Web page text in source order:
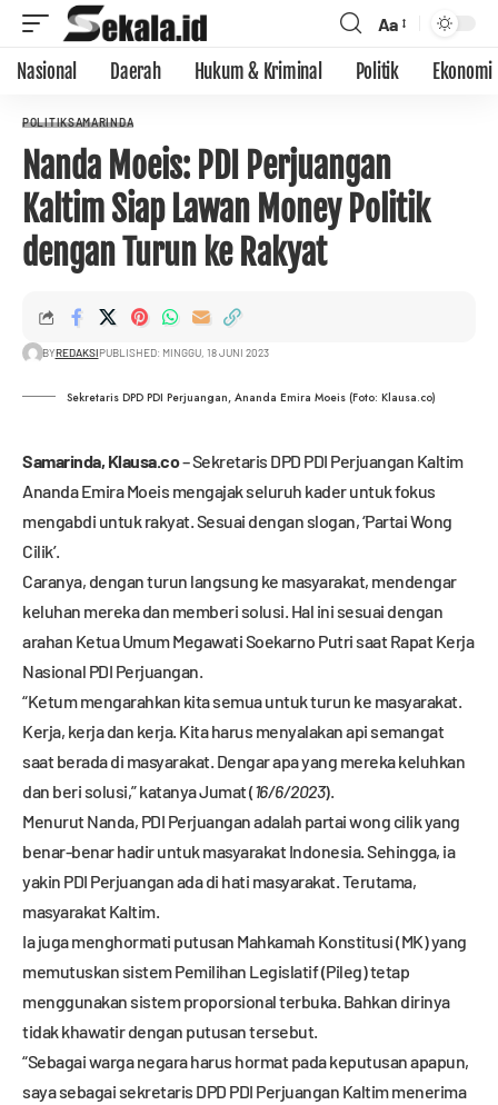
Aa
Nasional Daerah Hukum & Kriminal Politik Ekonomi
POLITIKSAMARINDA
Nanda Moeis: PDI Perjuangan
Kaltim Siap Lawan Money Politik
dengan Turun ke Rakyat
BYREDAKSIPUBLISHED: MINGGU, 18 JUNI 2023
Sekretaris DPD PDI Perjuangan, Ananda Emira Moeis (Foto: Klausa.co)
Samarinda, Klausa.co– Sekretaris DPD PDI Perjuangan Kaltim
Ananda Emira Moeis mengajak seluruh kader untuk fokus
mengabdi untuk rakyat. Sesuai dengan slogan, ‘Partai Wong
Cilik’.
Caranya, dengan turun langsung ke masyarakat, mendengar
keluhan mereka dan memberi solusi. Hal ini sesuai dengan
arahan Ketua Umum Megawati Soekarno Putri saat Rapat Kerja
Nasional PDI Perjuangan.
“Ketum mengarahkan kita semua untuk turun ke masyarakat.
Kerja, kerja dan kerja. Kita harus menyalakan api semangat
saat berada di masyarakat. Dengar apa yang mereka keluhkan
dan beri solusi,” katanya Jumat (16/6/2023).
Menurut Nanda, PDI Perjuangan adalah partai wong cilik yang
benar-benar hadir untuk masyarakat Indonesia. Sehingga, ia
yakin PDI Perjuangan ada di hati masyarakat. Terutama,
masyarakat Kaltim.
Ia juga menghormati putusan Mahkamah Konstitusi (MK) yang
memutuskan sistem Pemilihan Legislatif (Pileg) tetap
menggunakan sistem proporsional terbuka. Bahkan dirinya
tidak khawatir dengan putusan tersebut.
“Sebagai warga negara harus hormat pada keputusan apapun,
saya sebagai sekretaris DPD PDI Perjuangan Kaltim menerima